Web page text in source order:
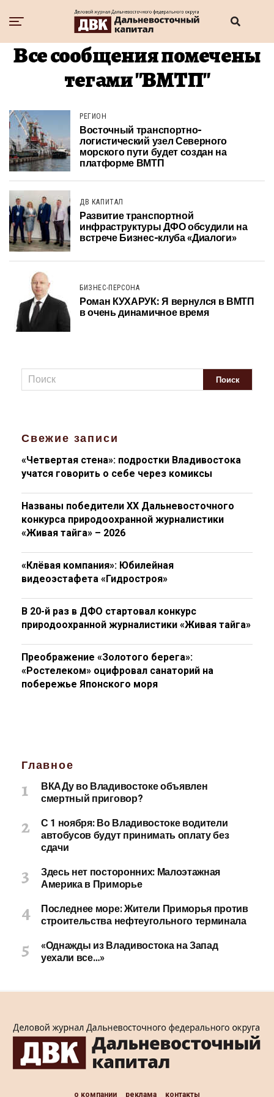
Все сообщения помечены
тегами "ВМТП"
РЕГИОН
Восточный транспортно-
логистический узел Северного
морского пути будет создан на
платформе ВМТП
ДВ КАПИТАЛ
Развитие транспортной
инфраструктуры ДФО обсудили на
встрече Бизнес-клуба «Диалоги»
БИЗНЕС-ПЕРСОНА
Роман КУХАРУК: Я вернулся в ВМТП
в очень динамичное время
Свежие записи
«Четвертая стена»: подростки Владивостока
учатся говорить о себе через комиксы
Названы победители XX Дальневосточного
конкурса природоохранной журналистики
«Живая тайга» – 2026
«Клёвая компания»: Юбилейная
видеоэстафета «Гидростроя»
В 20-й раз в ДФО стартовал конкурс
природоохранной журналистики «Живая тайга»
Преображение «Золотого берега»:
«Ростелеком» оцифровал санаторий на
побережье Японского моря
Главное
ВКАДу во Владивостоке объявлен
смертный приговор?
С 1 ноября: Во Владивостоке водители
автобусов будут принимать оплату без
сдачи
Здесь нет посторонних: Малоэтажная
Америка в Приморье
Последнее море: Жители Приморья против
строительства нефтеугольного терминала
«Однажды из Владивостока на Запад
уехали все…»
о компании реклама контакты